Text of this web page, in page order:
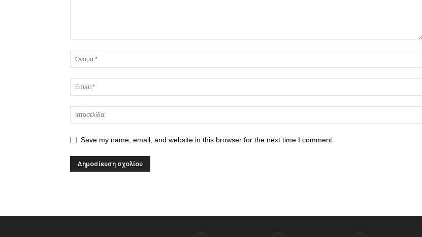
Save my name, email, and website in this browser for the next time I comment.